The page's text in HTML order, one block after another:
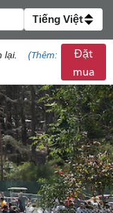
Tiếng Việt
lại.
(Thêm:
Đặt
mua